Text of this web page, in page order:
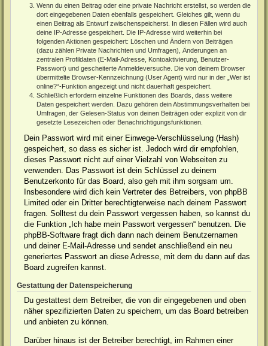
Wenn du einen Beitrag oder eine private Nachricht erstellst, so werden die
dort eingegebenen Daten ebenfalls gespeichert. Gleiches gilt, wenn du
einen Beitrag als Entwurf zwischenspeicherst. In diesen Fällen wird auch
deine IP-Adresse gespeichert. Die IP-Adresse wird weiterhin bei
folgenden Aktionen gespeichert: Löschen und Ändern von Beiträgen
(dazu zählen Private Nachrichten und Umfragen), Änderungen an
zentralen Profildaten (E-Mail-Adresse, Kontoaktivierung, Benutzer-
Passwort) und gescheiterte Anmeldeversuche. Die von deinem Browser
übermittelte Browser-Kennzeichnung (User Agent) wird nur in der „Wer ist
online?“-Funktion angezeigt und nicht dauerhaft gespeichert.
Schließlich erfordern einzelne Funktionen des Boards, dass weitere
Daten gespeichert werden. Dazu gehören dein Abstimmungsverhalten bei
Umfragen, der Gelesen-Status von deinen Beiträgen oder explizit von dir
gesetzte Lesezeichen oder Benachrichtigungsfunktionen.
Dein Passwort wird mit einer Einwege-Verschlüsselung (Hash)
gespeichert, so dass es sicher ist. Jedoch wird dir empfohlen,
dieses Passwort nicht auf einer Vielzahl von Webseiten zu
verwenden. Das Passwort ist dein Schlüssel zu deinem
Benutzerkonto für das Board, also geh mit ihm sorgsam um.
Insbesondere wird dich kein Vertreter des Betreibers, von phpBB
Limited oder ein Dritter berechtigterweise nach deinem Passwort
fragen. Solltest du dein Passwort vergessen haben, so kannst du
die Funktion „Ich habe mein Passwort vergessen“ benutzen. Die
phpBB-Software fragt dich dann nach deinem Benutzernamen
und deiner E-Mail-Adresse und sendet anschließend ein neu
generiertes Passwort an diese Adresse, mit dem du dann auf das
Board zugreifen kannst.
Gestattung der Datenspeicherung
Du gestattest dem Betreiber, die von dir eingegebenen und oben
näher spezifizierten Daten zu speichern, um das Board betreiben
und anbieten zu können.
Darüber hinaus ist der Betreiber berechtigt, im Rahmen einer